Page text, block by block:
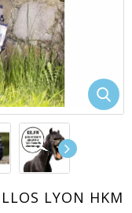
LYON HKM